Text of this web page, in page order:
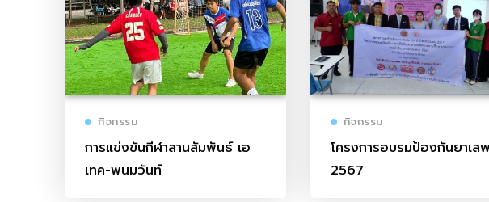
กิจกรรม
การแข่งขันกีฬาสานสัมพันธ์ เอ
เทค-พนมวันท์
กิจกรรม
โครงการอบรมป้องกันยาเส
2567